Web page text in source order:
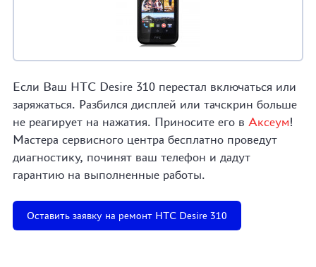
Если Ваш HTC Desire 310 перестал включаться или
заряжаться. Разбился дисплей или тачскрин больше
не реагирует на нажатия. Приносите его в Аксеум!
Мастера сервисного центра бесплатно проведут
диагностику, починят ваш телефон и дадут
гарантию на выполненные работы.
Оставить заявку на ремонт HTC Desire 310